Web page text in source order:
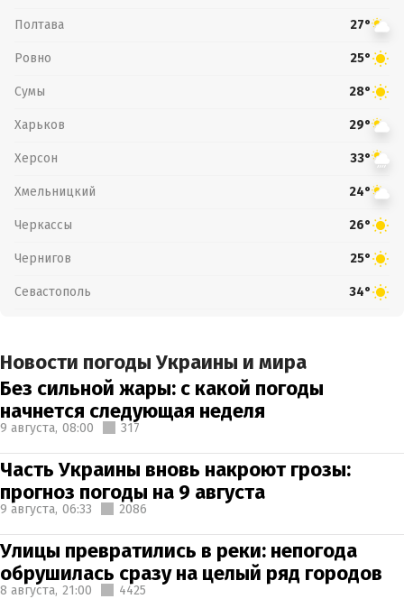
Полтава 27°
Ровно 25°
Сумы 28°
Харьков 29°
Херсон 33°
Хмельницкий 24°
Черкассы 26°
Чернигов 25°
Севастополь 34°
Новости погоды Украины и мира
Без сильной жары: с какой погоды
начнется следующая неделя
9 августа, 08:00 317
Часть Украины вновь накроют грозы:
прогноз погоды на 9 августа
9 августа, 06:33 2086
Улицы превратились в реки: непогода
обрушилась сразу на целый ряд городов
8 августа, 21:00 4425